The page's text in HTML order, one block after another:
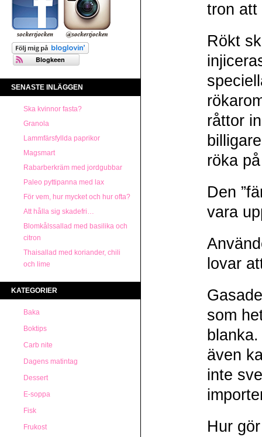
SENASTE INLÄGGEN
Ska kvinnor fasta?
Granola
Lammfärsfyllda paprikor
Magsmart
Rabarberkräm med jordgubbar
Paleo pyttipanna med lax
För vem, hur mycket och hur ofta?
Att hålla sig skadefri…
Blomkålssallad med basilika och
citron
Thaisallad med koriander, chili
och lime
KATEGORIER
Baka
Boktips
Carb nite
Dagens matintag
Dessert
E-soppa
Fisk
Frukost
tron att
Rökt
råttor
röka
Den
vara
lovar
som
även
inte
Hur